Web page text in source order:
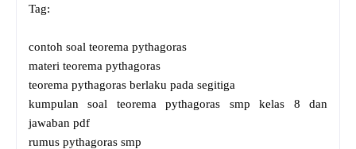
Tag:
contoh soal teorema pythagoras
materi teorema pythagoras
teorema pythagoras berlaku pada segitiga
kumpulan soal teorema pythagoras smp kelas 8 dan
jawaban pdf
rumus pythagoras smp